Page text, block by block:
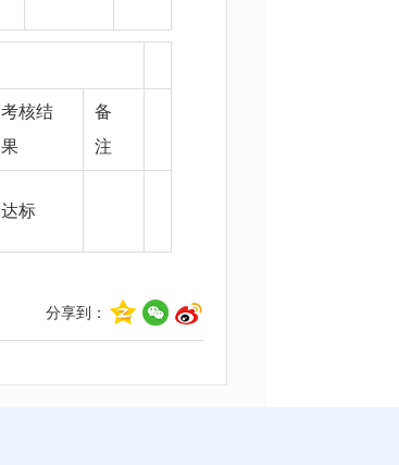
考核结
果
备
注
达标
分享到：